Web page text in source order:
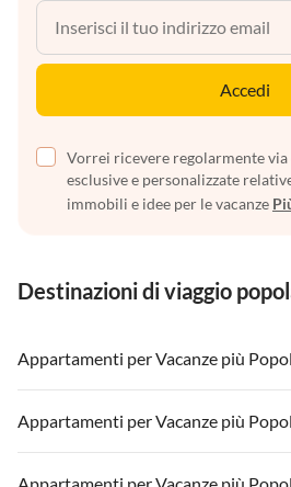
Accedi
Vorrei ricevere regolarmente
esclusive e personalizzate
immobili e idee per le vacanze
Destinazioni di viaggio
Appartamenti per Vacanze più
Appartamenti per Vacanze in Italia
Appartamenti per Vacanze in Liguria
Appartamenti per Vacanze più
Appartamenti per Vacanze in Italia